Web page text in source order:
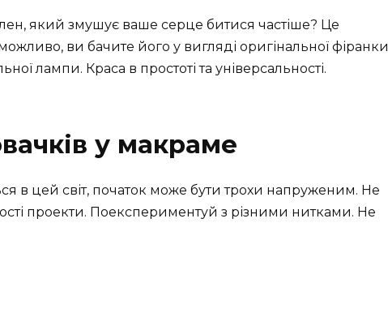
який змушує ваше серце битися частіше? Це
ви бачите його у вигляді оригінальної фіранки
лампи. Краса в простоті та універсальності.
у макраме
в цей світ, початок може бути трохи напруженим. Не
проекти. Поекспериментуй з різними нитками. Не